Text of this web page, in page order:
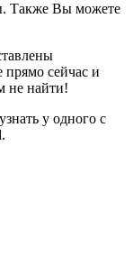
Также Вы можете
прямо сейчас и
не найти!
у одного с